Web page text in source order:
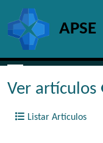
Navigation
Ver artículos
Listar Artículos
Site identity,
APSE